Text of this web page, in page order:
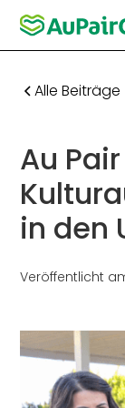
Alle Beiträge
Au Pair
in den
Veröffentlicht